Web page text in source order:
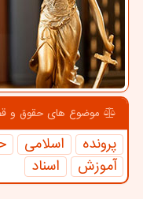
موضوع های حقوق و
پرونده اسلامی
آموزش
اسناد